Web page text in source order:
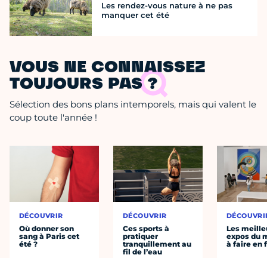
Les rendez-vous nature à ne pas
manquer cet été
VOUS NE CONNAISSEZ
TOUJOURS PAS ?
Sélection des bons plans intemporels, mais qui valent le
coup toute l'année !
DÉCOUVRIR
Où donner son
sang à Paris cet
été ?
DÉCOUVRIR
Ces sports à
pratiquer
tranquillement au
fil de l’eau
Les
expos du
à faire en